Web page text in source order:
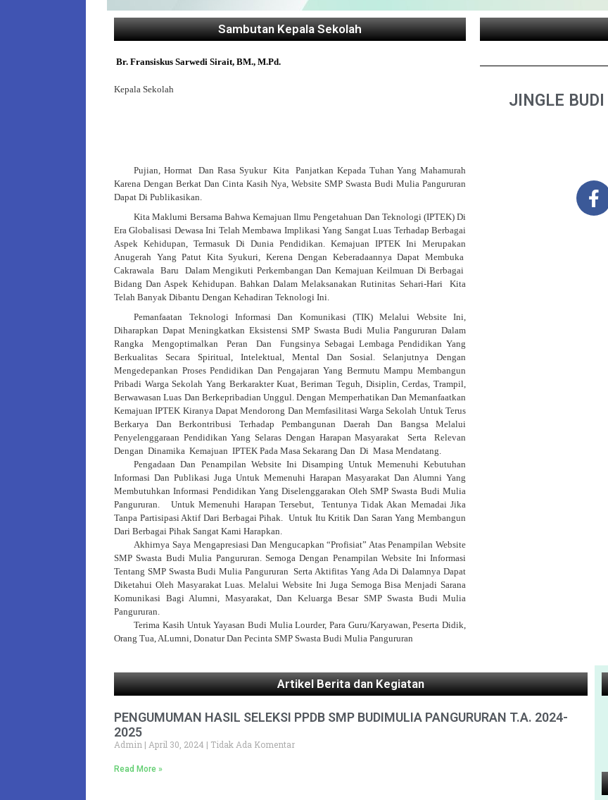
Sambutan Kepala Sekolah
Br. Fransiskus Sarwedi Sirait, BM., M.pd.
Kepala Sekolah
Pujian, Hormat DanRasa Syukur KitA Panjatkan Kepada Tuhan Yang Mahamurah
Karena Dengan Berkat Dan Cinta Kasih Nya, Website SMP Swasta Budi Mulia Pangururan
Dapat Di Publikasikan.
Kita Maklumi Bersama Bahwa Kemajuan Ilmu Pengetahuan Dan Teknologi (IPTEK) Di
Era Globalisasi Dewasa Ini Telah Membawa Implikasi Yang Sangat Luas Terhadap Berbagai
Aspek Kehidupan, Termasuk Di Dunia Pendidikan. Kemajuan IPTEK Ini Merupakan
Anugerah Yang Patut Kita Syukuri, Kerena Dengan Keberadaannya Dapat Membuka
Cakrawala Baru Dalam Mengikuti Perkembangan Dan Kemajuan Keilmuan Di Berbagai
Bidang Dan Aspek Kehidupan. Bahkan Dalam Melaksanakan Rutinitas Sehari-Hari Kita
Telah Banyak Dibantu Dengan Kehadiran Teknologi Ini.
Pemanfaatan Teknologi Informasi Dan Komunikasi (TIK) Melalui Website Ini,
Diharapkan Dapat Meningkatkan Eksistensi SMP Swasta Budi Mulia Pangururan Dalam
Rangka Mengoptimalkan Peran Dan Fungsinya Sebagai Lembaga Pendidikan Yang
Berkualitas Secara Spiritual, Intelektual, Mental Dan Sosial. Selanjutnya Dengan
Mengedepankan Proses Pendidikan Dan Pengajaran Yang Bermutu Mampu Membangun
Pribadi Warga Sekolah Yang Berkarakter Kuat, Beriman Teguh, Disiplin, Cerdas, Trampil,
Berwawasan Luas Dan Berkepribadian Unggul. Dengan Memperhatikan Dan Memanfaatkan
Kemajuan IPTEK Kiranya Dapat Mendorong Dan Memfasilitasi Warga Sekolah Untuk Terus
Berkarya Dan Berkontribusi Terhadap Pembangunan Daerah Dan Bangsa Melalui
Penyelenggaraan Pendidikan Yang Selaras Dengan Harapan Masyarakat Serta Relevan
Dengan Dinamika Kemajuan IPTEK Pada Masa Sekarang Dan Di Masa Mendatang.
Pengadaan Dan Penampilan Website Ini Disamping Untuk Memenuhi Kebutuhan
Informasi Dan Publikasi Juga Untuk Memenuhi Harapan Masyarakat Dan Alumni Yang
Membutuhkan Informasi Pendidikan Yang Diselenggarakan Oleh SMP Swasta Budi Mulia
Pangururan. Untuk Memenuhi Harapan Tersebut, Tentunya Tidak Akan Memadai Jika
Tanpa Partisipasi Aktif Dari Berbagai Pihak. Untuk Itu Kritik Dan Saran Yang Membangun
Dari Berbagai Pihak Sangat Kami Harapkan.
Akhirnya Saya Mengapresiasi Dan Mengucapkan “Profisiat” Atas Penampilan Website
SMP Swasta Budi Mulia Pangururan. Semoga Dengan Penampilan Website Ini Informasi
Tentang SMP Swasta Budi Mulia Pangururan Serta Aktifitas Yang Ada Di Dalamnya Dapat
Diketahui Oleh Masyarakat Luas. Melalui Website Ini Juga Semoga Bisa Menjadi Sarana
Komunikasi Bagi Alumni, Masyarakat, Dan Keluarga Besar SMP Swasta Budi Mulia
Pangururan.
Terima Kasih Untuk Yayasan Budi Mulia Lourder, Para Guru/Karyawan, Peserta Didik,
Orang Tua, ALumni, Donatur Dan Pecinta SMP Swasta Budi Mulia Pangururan
JINGLE
Artikel Berita dan Kegiatan
PENGUMUMAN HASIL SELEKSI PPDB SMP BUDIMULIA PANGURURAN T.A. 2024-
2025
Admin April 30, 2024 Tidak Ada Komentar
Read More »